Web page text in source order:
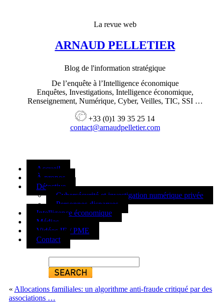
Accueil
À propos
Détective
Cybersécurité et investigation numérique privée
Personnes disparues
Intelligence économique
Médias
Vidéos IE / PME
Contact
La revue web
ARNAUD PELLETIER
Blog de l'information stratégique
De l’enquête à l’Intelligence économique
Enquêtes, Investigations, Intelligence économique,
Renseignement, Numérique, Cyber, Veilles, TIC, SSI …
+33 (0)1 39 35 25 14
contact@arnaudpelletier.com
« Allocations familiales: un algorithme anti-fraude critiqué par des
associations …